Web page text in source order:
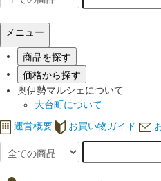
メニュー
商品を探す
価格から探す
奥伊勢マルシェについて
大台町について
運営概要
お買い物ガイド